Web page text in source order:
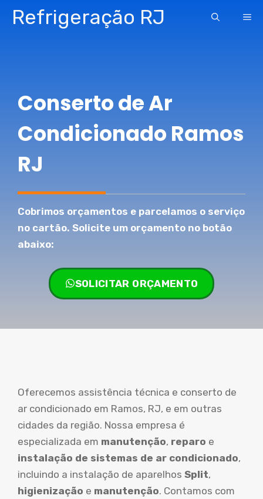
Pular
paraRefrigeração RJ
Conserto de Ar
Condicionado Ramos
RJ
Cobrimos orçamentos e parcelamos o serviço
no cartão. Solicite um orçamento no botão
abaixo:
SOLICITAR ORÇAMENTO
Oferecemos assistência técnica e conserto de
ar condicionado em Ramos, RJ, e em outras
cidades da região. Nossa empresa é
especializada em manutenção, reparo e
instalação de sistemas de ar condicionado,
incluindo a instalação de aparelhos Split,
higienização e manutenção. Contamos com